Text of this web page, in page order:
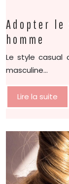
Adopter
homme
Le style casual
masculine…
Lire la suite